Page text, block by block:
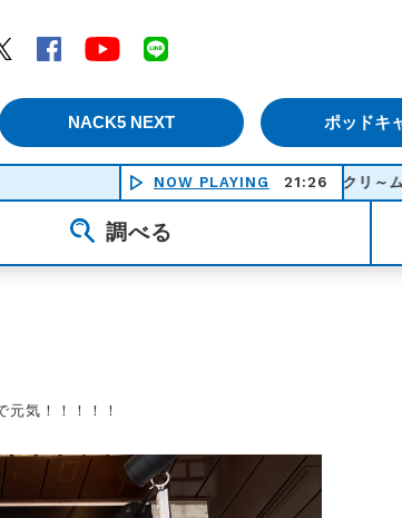
Twitter
Facebook YouTube
NACK5 NEXT ポッドキ
NOW PLAYING 21:26
愛♡スクリ～ム！ -
調べる
気！！！！！